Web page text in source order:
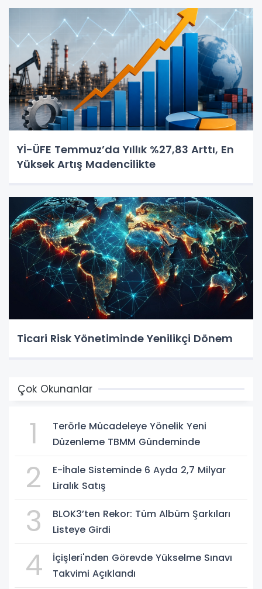
Yİ-ÜFE Temmuz’da Yıllık %27,83 Arttı, En
Yüksek Artış Madencilikte
Ticari Risk Yönetiminde Yenilikçi Dönem
Çok Okunanlar
1
Terörle Mücadeleye Yönelik Yeni
Düzenleme TBMM Gündeminde
2
E-İhale Sisteminde 6 Ayda 2,7 Milyar
Liralık Satış
3
BLOK3’ten Rekor: Tüm Albüm Şarkıları
Listeye Girdi
4
İçişleri'nden Görevde Yükselme Sınavı
Takvimi Açıklandı